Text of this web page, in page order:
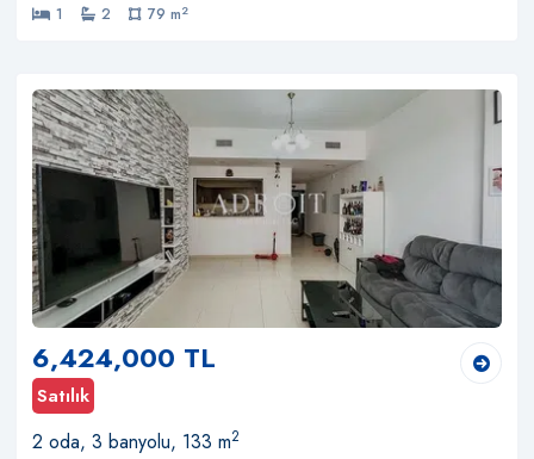
1 2 79 m2
6,424,000 TL
Satılık
2 oda, 3 banyolu, 133 m2